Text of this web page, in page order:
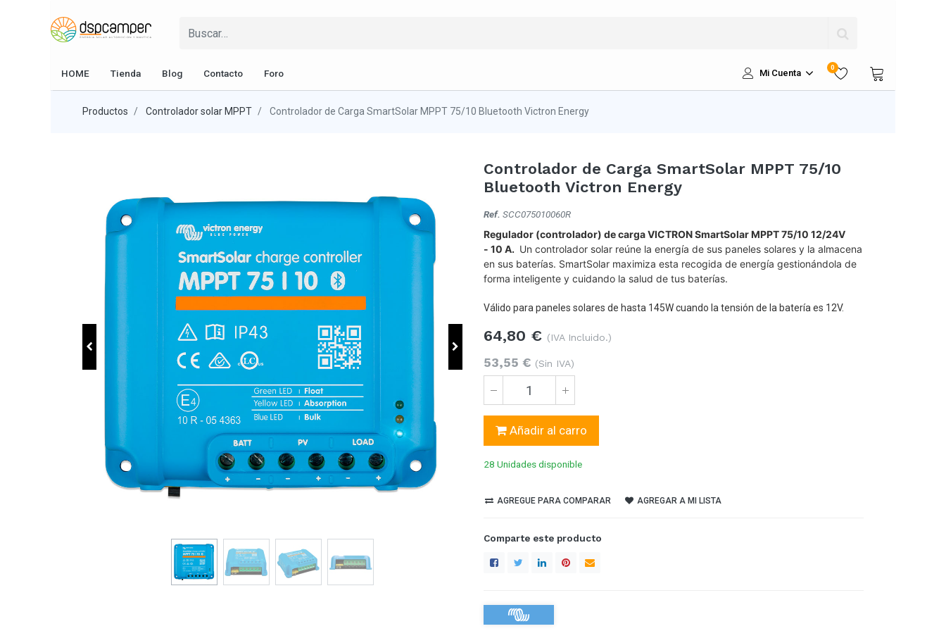
HOME Tienda Blog Contacto Foro Mi Cuenta
0
Productos Controlador solar MPPT Controlador de Carga SmartSolar MPPT 75/10 Bluetooth Victron Energy
Controlador de Carga SmartSolar MPPT 75/10
Bluetooth Victron Energy
Ref. SCC075010060R
Regulador (controlador) de carga VICTRON SmartSolar MPPT 75/10 12/24V
- 10 A. Un controlador solar reúne la energía de sus paneles solares y la almacena
en sus baterías. SmartSolar maximiza esta recogida de energía gestionándola de
forma inteligente y cuidando la salud de tus baterías.
Válido para paneles solares de hasta 145W cuando la tensión de la batería es 12V.
64,80 € (IVA Incluido.)
53,55 € (Sin IVA)
Añadir al carro
28 Unidadesdisponible
AGREGUE PARA COMPARAR AGREGAR A MI LISTA
Comparte este producto